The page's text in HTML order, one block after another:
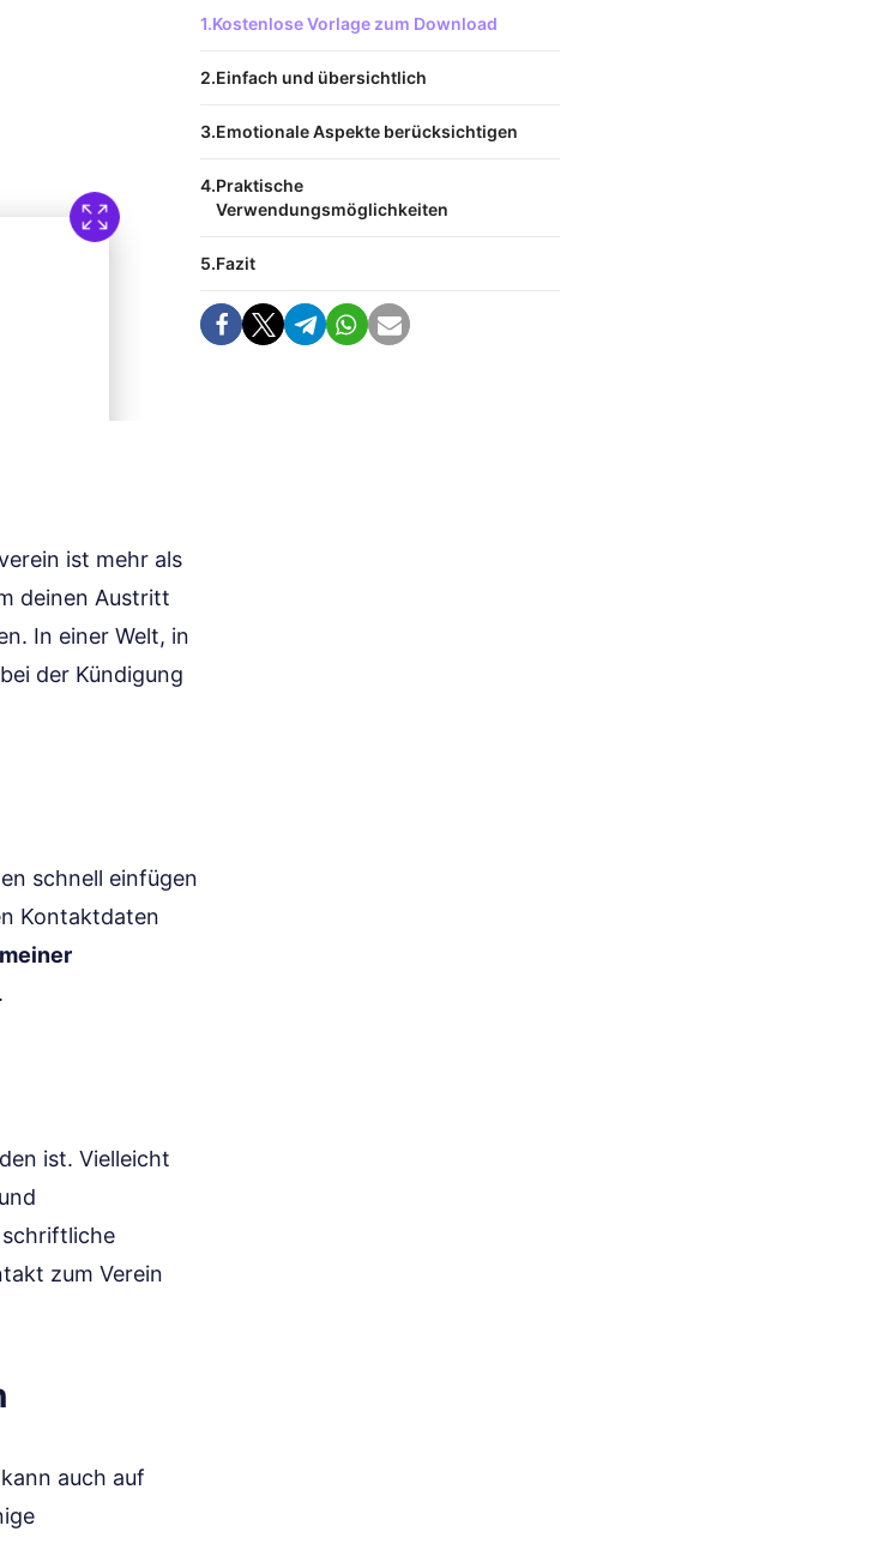
ist mehr als
deinen Austritt
In einer Welt, in
der Kündigung
schnell einfügen
Kontaktdaten
ist. Vielleicht
schriftliche
zum Verein
auch auf
Kostenlose Vorlage zum Download
Einfach und übersichtlich
Emotionale Aspekte berücksichtigen
Praktische
Verwendungsmöglichkeiten
Fazit